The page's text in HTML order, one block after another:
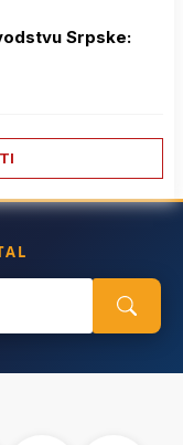
Srpske: